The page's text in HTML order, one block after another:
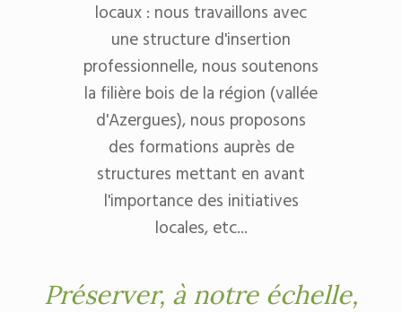
locaux : nous travaillons avec
une structure d'insertion
professionnelle, nous soutenons
la filière bois de la région (vallée
d'Azergues), nous proposons
des formations auprès de
structures mettant en avant
l'importance des initiatives
locales, etc...
Préserver, à notre échelle,